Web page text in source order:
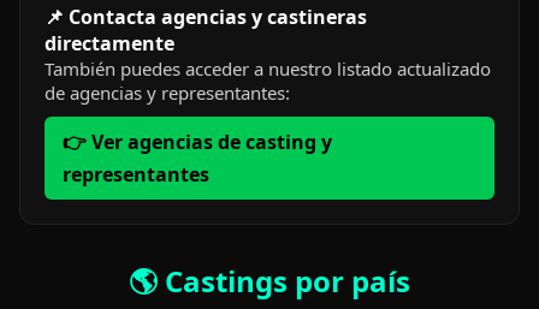
📌 Contacta agencias y castineras
directamente
También puedes acceder a nuestro listado actualizado
de agencias y representantes:
👉 Ver agencias de casting y
representantes
🌎 Castings por país